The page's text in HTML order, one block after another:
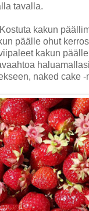
tavalla.
kakun
päälle ohut
kakun
naked cake